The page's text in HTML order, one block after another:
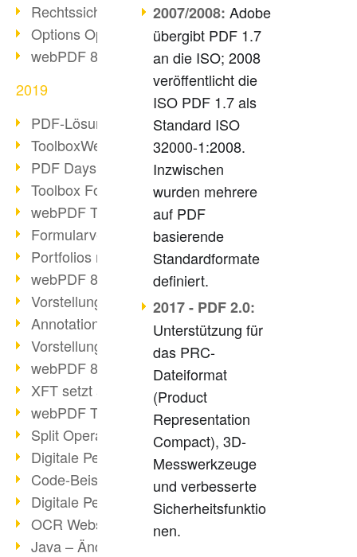
Rechtssichere Mail-Archivierung (1)
Options Operation
webPDF 8 Neuerungen (Teil 1)
2019
PDF-Lösung für Unternehmen
ToolboxWebService Print Operation
PDF Days 2020
Toolbox Forms Operation
webPDF Toolbox Delete
Formularverarbeitung mit webPDF
Portfolios mit webPDF erstellen
webPDF 8.0 gestartet
Vorstellung weiterer ActionTypes
AnnotationSelection Objekt
Vorstellung weiterer ActionTypes
webPDF 8: Toolbox Neuerungen
XFT setzt auf webPDF
webPDF Toolbox Webservice Image
Split Operation: Dokumente teilen
Digitale Personalakte mit webPDF
Code-Beispiel Attachment Operation
Digitale Personalakte bei REMONDIS
OCR Webservice
Java – Änderungen der Bedingungen
2007/2008: Adobe
übergibt PDF 1.7
an die ISO; 2008
veröffentlicht die
ISO PDF 1.7 als
Standard ISO
32000-1:2008.
Inzwischen
wurden mehrere
auf PDF
basierende
Standardformate
definiert.
2017 - PDF 2.0:
Unterstützung für
das PRC-
Dateiformat
(Product
Representation
Compact), 3D-
Messwerkzeuge
und verbesserte
Sicherheitsfunktio
nen.